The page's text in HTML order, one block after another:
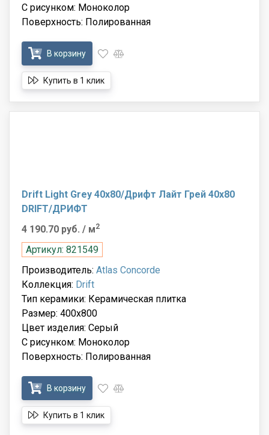
С рисунком: Моноколор
Поверхность: Полированная
В корзину
Купить в 1 клик
Drift Light Grey 40x80/Дрифт Лайт Грей 40x80
DRIFT/ДРИФТ
4 190.70 руб. / м2
Артикул: 821549
Производитель: Atlas Concorde
Коллекция: Drift
Тип керамики: Керамическая плитка
Размер: 400x800
Цвет изделия: Серый
С рисунком: Моноколор
Поверхность: Полированная
В корзину
Купить в 1 клик